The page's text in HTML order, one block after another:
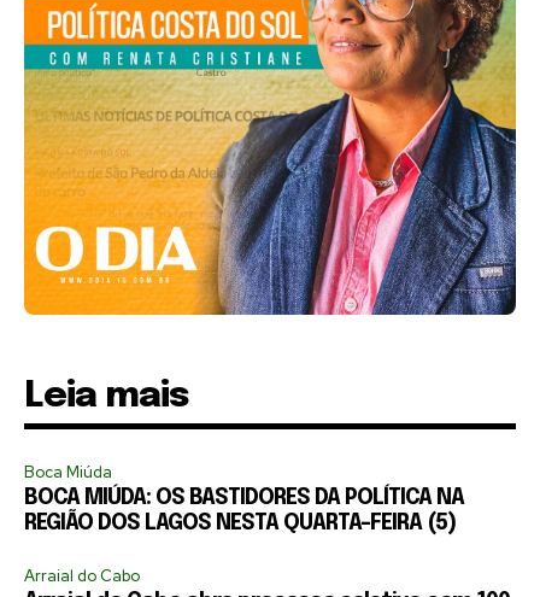
Leia mais
Boca Miúda
BOCA MIÚDA: OS BASTIDORES DA POLÍTICA NA
REGIÃO DOS LAGOS NESTA QUARTA-FEIRA (5)
Arraial do Cabo